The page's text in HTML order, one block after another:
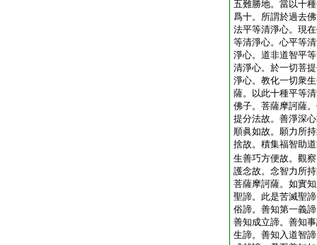
五難勝地。當以十
爲十。所謂於過去
法平等清淨心。現
等清淨心。心平等
淨心。道非道智平
清淨心。於一切菩
淨心。教化一切衆
薩。以此十種平等
佛子。菩薩摩訶薩
提分法故。善淨深
順眞如故。願力所
捨故。積集福智助
生善巧方便故。觀
護念故。念智力所
菩薩摩訶薩。如實
聖諦。此是苦滅聖
俗諦。善知第一義
善知成立諦。善知
生諦。善知入道智